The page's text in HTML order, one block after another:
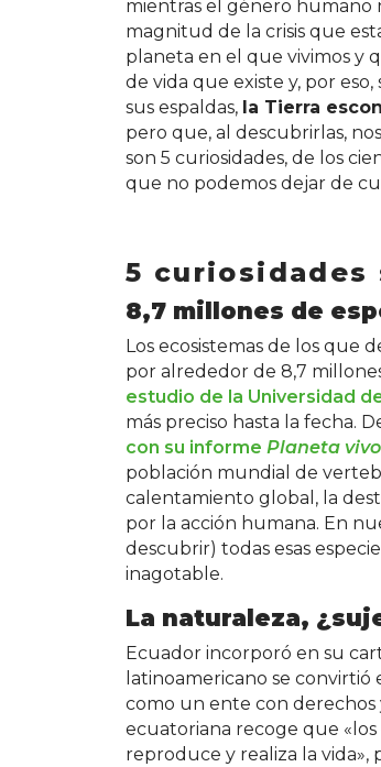
mientras el género humano
magnitud de la crisis que
planeta en el que vivimos y
de vida que existe y, por eso,
sus espaldas, la Tierra
pero que, al descubrirlas,
son 5 curiosidades, de los
que no podemos dejar de
5 curiosidades
8,7 millones de
Los ecosistemas de los que
por alrededor de 8,7
estudio de la Universidad
más preciso hasta la fecha.
con su informe Planeta vivo
población mundial de
calentamiento global, la
por la acción humana. En
descubrir) todas esas
inagotable.
La naturaleza,
Ecuador incorporó en su
latinoamericano se
como un ente con derechos
ecuatoriana recoge que
reproduce y realiza la vida»,